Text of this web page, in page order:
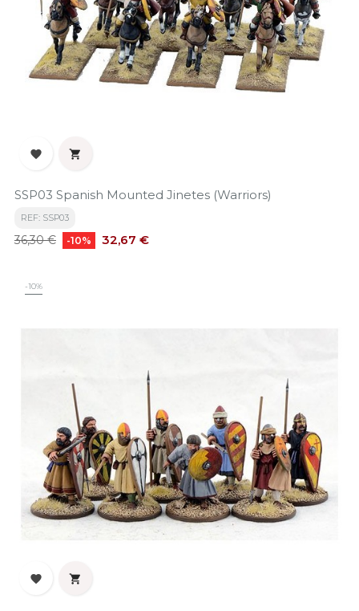
 
SSP03 Spanish Mounted Jinetes (Warriors)
REF: SSP03
Precio
36,30 € -10% Precio
32,67 €
-10%
 